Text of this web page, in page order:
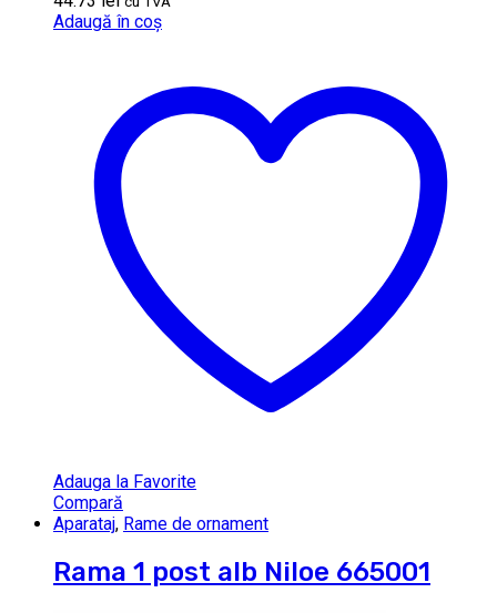
Adaugă în coș
Adauga la Favorite
Compară
Aparataj, Rame de ornament
Rama 1 post alb Niloe 665001